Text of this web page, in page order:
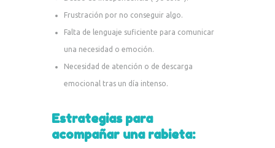
Frustración por no conseguir algo.
Falta de lenguaje suficiente para comunicar
una necesidad o emoción.
Necesidad de atención o de descarga
emocional tras un día intenso.
Estrategias para
acompañar una rabieta: